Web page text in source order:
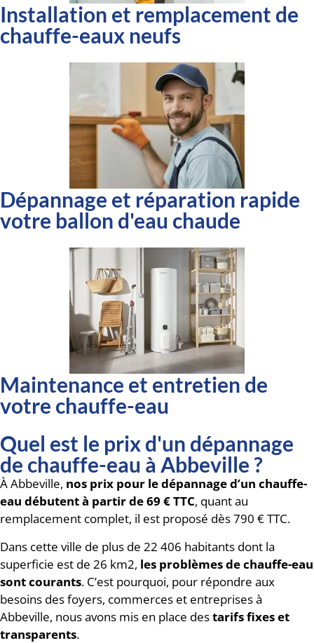
Installation et remplacement de
chauffe-eaux neufs
Dépannage et réparation rapide
votre ballon d'eau chaude
Maintenance et entretien de
votre chauffe-eau
Quel est le prix d'un dépannage
de chauffe-eau à Abbeville ?
À Abbeville, nos prix pour le dépannage d’un chauffe-
eau débutent à partir de 69 € TTC, quant au
remplacement complet, il est proposé dès 790 € TTC.
Dans cette ville de plus de 22 406 habitants dont la
superficie est de 26 km2, les problèmes de chauffe-eau
sont courants. C’est pourquoi, pour répondre aux
besoins des foyers, commerces et entreprises à
Abbeville, nous avons mis en place destarifs fixes et
transparents.